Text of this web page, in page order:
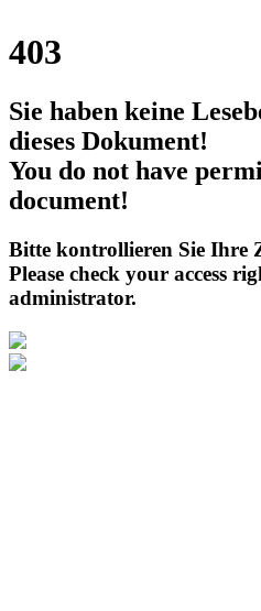
403
Sie haben keine
dieses Dokument!
You do not have
document!
Bitte kontrollieren Sie Ihre
Please check your access
administrator.